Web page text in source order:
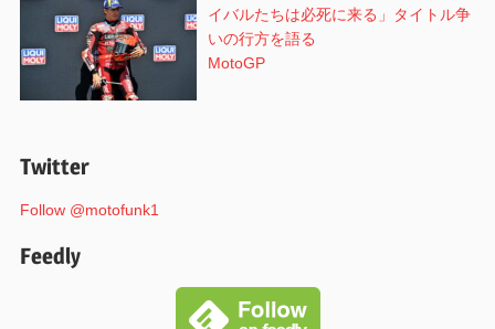
イバルたちは必死に来る」タイトル争
いの行方を語る
MotoGP
Twitter
Follow @motofunk1
Feedly